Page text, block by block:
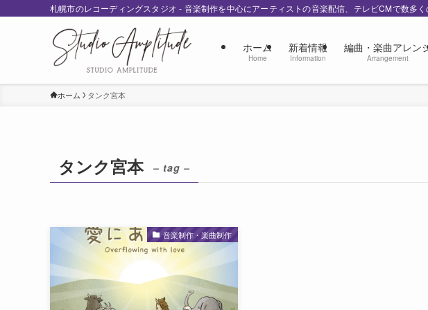
札幌市のレコーディングスタジオ - 音楽制作を中心にアーティストの音楽配信、テレビCMで数多く
ホーム
Home
新着情報
Information
編曲・楽曲アレン
Arrangement
ホーム タンク宮本
タンク宮本 – tag –
音楽制作・楽曲制作